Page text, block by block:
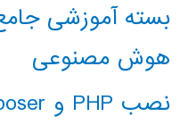
بسته آموزشی
هوش مصنوعی
نصب PHP و composer در ویندوز 10